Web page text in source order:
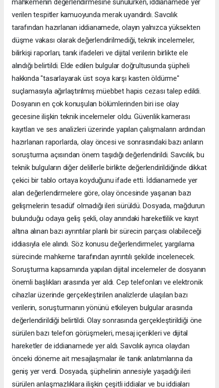
mahkemenin değerlendirmesine sunulurken, iddianamede yer
verilen tespitler kamuoyunda merak uyandırdı. Savcılık
tarafından hazırlanan iddianamede, olayın yalnızca yüksekten
düşme vakası olarak değerlendirilmediği, teknik incelemeler,
bilirkişi raporları, tanık ifadeleri ve dijital verilerin birlikte ele
alındığı belirtildi. Elde edilen bulgular doğrultusunda şüpheli
hakkında "tasarlayarak üst soya karşı kasten öldürme"
suçlamasıyla ağırlaştırılmış müebbet hapis cezası talep edildi.
Dosyanın en çok konuşulan bölümlerinden biri ise olay
gecesine ilişkin teknik incelemeler oldu. Güvenlik kamerası
kayıtları ve ses analizleri üzerinde yapılan çalışmaların ardından
hazırlanan raporlarda, olay öncesi ve sonrasındaki bazı anların
soruşturma açısından önem taşıdığı değerlendirildi. Savcılık, bu
teknik bulguların diğer delillerle birlikte değerlendirildiğinde dikkat
çekici bir tablo ortaya koyduğunu ifade etti. İddianamede yer
alan değerlendirmelere göre, olay öncesinde yaşanan bazı
gelişmelerin tesadüf olmadığı ileri sürüldü. Dosyada, mağdurun
bulunduğu odaya geliş şekli, olay anındaki hareketlilik ve kayıt
altına alınan bazı ayrıntılar planlı bir sürecin parçası olabileceği
iddiasıyla ele alındı. Söz konusu değerlendirmeler, yargılama
sürecinde mahkeme tarafından ayrıntılı şekilde incelenecek.
Soruşturma kapsamında yapılan dijital incelemeler de dosyanın
önemli başlıkları arasında yer aldı. Cep telefonları ve elektronik
cihazlar üzerinde gerçekleştirilen analizlerde ulaşılan bazı
verilerin, soruşturmanın yönünü etkileyen bulgular arasında
değerlendirildiği belirtildi. Olay sonrasında gerçekleştirildiği öne
sürülen bazı telefon görüşmeleri, mesaj içerikleri ve dijital
hareketler de iddianamede yer aldı. Savcılık ayrıca olaydan
önceki döneme ait mesajlaşmalar ile tanık anlatımlarına da
geniş yer verdi. Dosyada, şüphelinin annesiyle yaşadığı ileri
sürülen anlaşmazlıklara ilişkin çeşitli iddialar ve bu iddiaları